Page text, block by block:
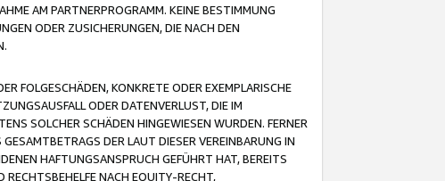
AM PARTNERPROGRAMM. KEINE BESTIMMUNG
ODER ZUSICHERUNGEN, DIE NACH DEN
FOLGESCHÄDEN, KONKRETE ODER EXEMPLARISCHE
ODER DATENVERLUST, DIE IM
SOLCHER SCHÄDEN HINGEWIESEN WURDEN. FERNER
DER LAUT DIESER VEREINBARUNG IN
HAFTUNGSANSPRUCH GEFÜHRT HAT, BEREITS
RECHTSBEHELFE NACH EQUITY-RECHT,